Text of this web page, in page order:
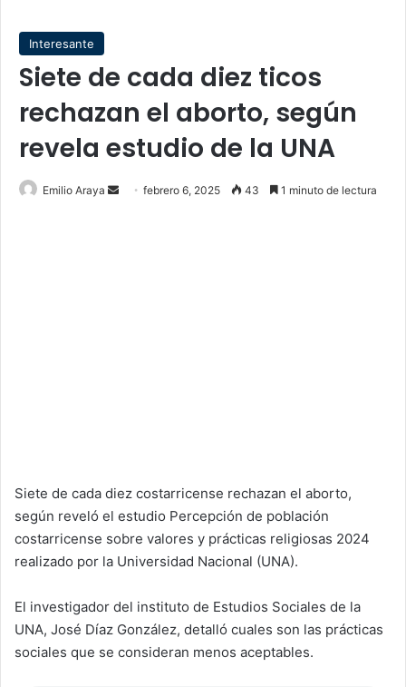
Interesante
Siete de cada diez ticos
rechazan el aborto, según
revela estudio de la UNA
Emilio Araya
Sendfebrero 6, 2025 43 1 minuto de lectura
Siete de cada diez costarricense rechazan el aborto,
según reveló el estudio Percepción de población
costarricense sobre valores y prácticas religiosas 2024
realizado por la Universidad Nacional (UNA).
El investigador del instituto de Estudios Sociales de la
UNA, José Díaz González, detalló cuales son las prácticas
sociales que se consideran menos aceptables.